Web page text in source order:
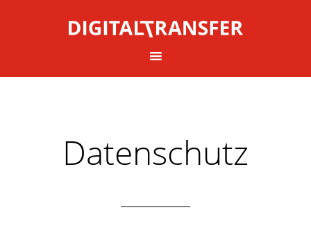
Datenschutz